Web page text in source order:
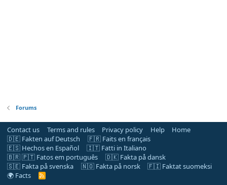
Forums
Contact us Terms and rules Privacy policy Help
Home
🇩🇪 Fakten auf Deutsch
🇫🇷 Faits en français
🇪🇸 Hechos en Español
🇮🇹 Fatti in Italiano
🇧🇷 🇵🇹 Fatos em português
🇩🇰 Fakta på dansk
🇸🇪 Fakta på svenska
🇳🇴 Fakta på norsk
🇫🇮 Faktat suomeksi
🌍 Facts
R